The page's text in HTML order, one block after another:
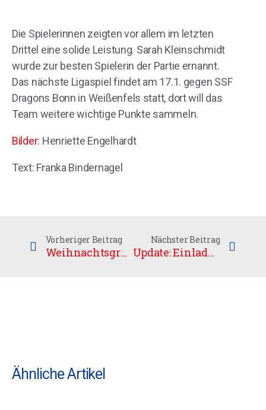
Die Spielerinnen zeigten vor allem im letzten
Drittel eine solide Leistung. Sarah Kleinschmidt
wurde zur besten Spielerin der Partie ernannt.
Das nächste Ligaspiel findet am 17.1. gegen SSF
Dragons Bonn in Weißenfels statt, dort will das
Team weitere wichtige Punkte sammeln.
Bilder: Henriette Engelhardt
Text: Franka Bindernagel
Vorheriger Beitrag
Weihnachtsgrüße
Nächster Beitrag
Update: Einladung zur außerordentlichen Mitgliederversammlung
Ähnliche Artikel